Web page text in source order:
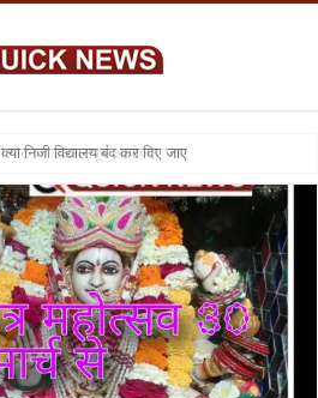
निजी विद्यालय बंद कर दिए जाए